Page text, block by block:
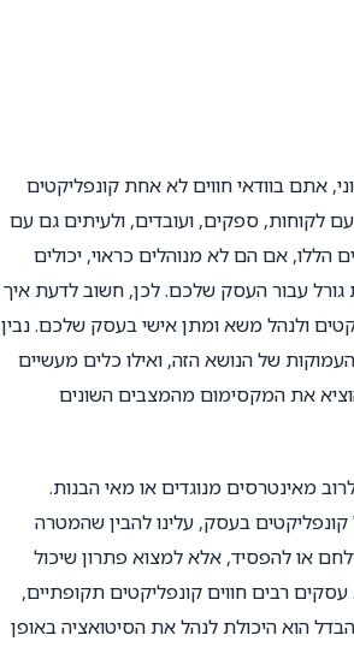
אתם בוודאי חווים לא אחת קונפליקטים
עם לקוחות, ספקים, ועובדים, ולעיתים גם עם
הללו, אם הם לא מנוהלים כראוי, יכולים
גורל עבור העסק שלכם. לכן, חשוב לדעת איך
ולנהל משא ומתן אישי בעסק שלכם. נבין
של הנושא הזה, ואילו כלים מעשיים
את המקסימום מהמצבים השונים
מאינטרסים מנוגדים או מאי הבנות.
בעסק, עלינו להבין שהמטרה
או להפסיד, אלא למצוא פתרון שיכול
עסקים רבים חווים קונפליקטים תקופתיים,
הוא היכולת לנהל את הסיטואציה באופן